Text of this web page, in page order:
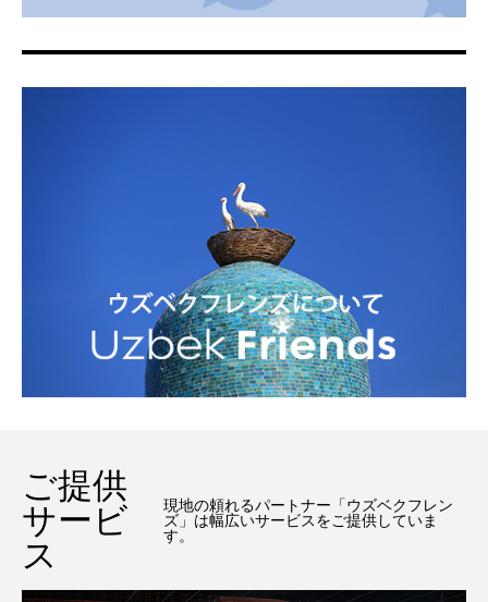
ご提供
サービ
ス
現地の頼れるパートナー「ウズベクフレン
ズ」は幅広いサービスをご提供していま
す。